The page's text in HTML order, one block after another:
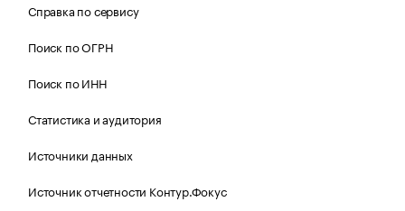
Справка по сервису
Поиск по ОГРН
Поиск по ИНН
Статистика и аудитория
Источники данных
Источник отчетности Контур.Фокус